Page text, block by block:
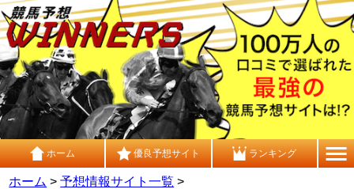
ホーム 優良予想サイト ランキング
ホーム >予想情報サイト一覧 >